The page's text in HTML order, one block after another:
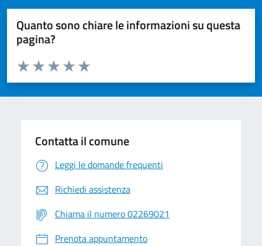
Quanto sono chiare le informazioni su questa
pagina?
Valuta da 1 a 5 stelle la pagina
Valuta 5 stelle su 5
Valuta 4 stelle su 5
Valuta 3 stelle su 5
Valuta 2 stelle su 5
Valuta 1 stelle su 5
Contatta il comune
Leggi le domande frequenti
Richiedi assistenza
Chiama il numero 02269021
Prenota appuntamento